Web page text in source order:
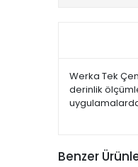
Werka Tek
derinlik
Benzer